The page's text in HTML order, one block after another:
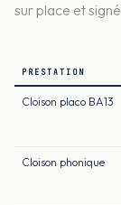
sur place et
PRESTATION
Cloison placo BA13
Cloison phonique